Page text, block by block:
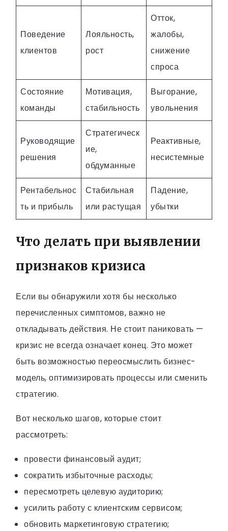
Поведение
клиентов
Лояльность,
рост
Отток,
жалобы,
снижение
спроса
Состояние
команды
Мотивация,
стабильность
Выгорание,
увольнения
Руководящие
решения
Стратегическ
ие,
обдуманные
Реактивные,
несистемные
Рентабельнос
ть и прибыль
Стабильная
или растущая
Падение,
убытки
Что делать при выявлении
признаков кризиса
Если вы обнаружили хотя бы несколько
перечисленных симптомов, важно не
откладывать действия. Не стоит паниковать —
кризис не всегда означает конец. Это может
быть возможностью переосмыслить бизнес-
модель, оптимизировать процессы или сменить
стратегию.
Вот несколько шагов, которые стоит
рассмотреть:
провести финансовый аудит;
сократить избыточные расходы;
пересмотреть целевую аудиторию;
усилить работу с клиентским сервисом;
обновить маркетинговую стратегию;